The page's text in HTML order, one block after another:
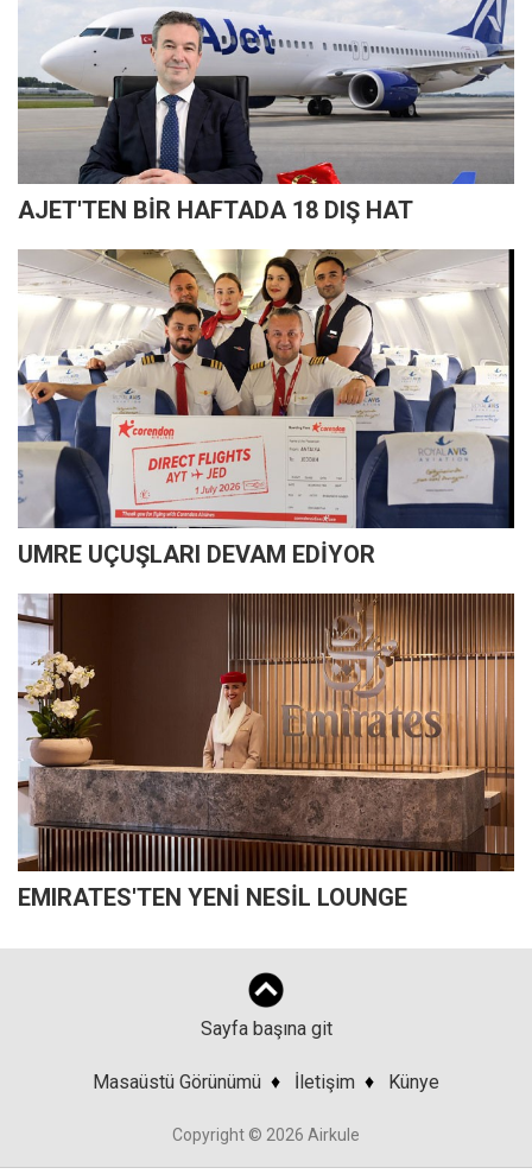
AJET'TEN BİR HAFTADA 18 DIŞ HAT
UMRE UÇUŞLARI DEVAM EDİYOR
EMIRATES'TEN YENİ NESİL LOUNGE
Sayfa başına git
Masaüstü Görünümü ♦ İletişim ♦ Künye
Copyright © 2026 Airkule